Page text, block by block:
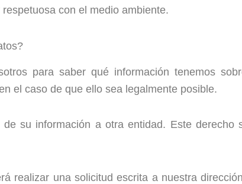
con el medio ambiente.
para saber qué información tenemos
el caso de que ello sea legalmente posible.
su información a otra entidad. Este derecho
realizar una solicitud escrita a nuestra